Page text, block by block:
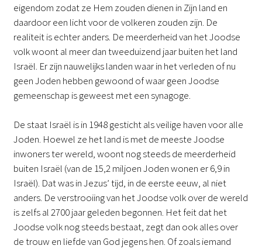
eigendom zodat ze Hem zouden dienen in Zijn land en
daardoor een licht voor de volkeren zouden zijn. De
realiteit is echter anders. De meerderheid van het Joodse
volk woont al meer dan tweeduizend jaar buiten het land
Israël. Er zijn nauwelijks landen waar in het verleden of nu
geen Joden hebben gewoond of waar geen Joodse
gemeenschap is geweest met een synagoge.
De staat Israël is in 1948 gesticht als veilige haven voor alle
Joden. Hoewel ze het land is met de meeste Joodse
inwoners ter wereld, woont nog steeds de meerderheid
buiten Israël (van de 15,2 miljoen Joden wonen er 6,9 in
Israël). Dat was in Jezus’ tijd, in de eerste eeuw, al niet
anders. De verstrooiing van het Joodse volk over de wereld
is zelfs al 2700 jaar geleden begonnen. Het feit dat het
Joodse volk nog steeds bestaat, zegt dan ook alles over
de trouw en liefde van God jegens hen. Of zoals iemand